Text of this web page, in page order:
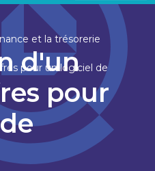
et la trésorerie
pour un logiciel de
d'un
pour